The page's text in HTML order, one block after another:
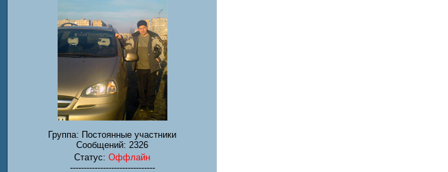
Группа: Постоянные участники
Сообщений: 2326
Статус: Оффлайн
-------------------------------